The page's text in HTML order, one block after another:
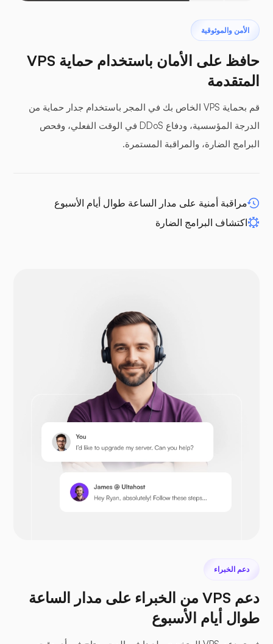
البتروداكتيل
ألواح عازلة
WP-extendify
أوبن كارت
بريستاشوب
سيفيل
الأمن والموثوقية
حافظ على الأمان باستخدام حماية VPS
المتقدمة
قم بحماية VPS الخاص بك في المجر باستخدام جدار حماية من
الدرجة المؤسسية، ودفاع DDoS في الوقت الفعلي، وفحص
البرامج الضارة، والمراقبة المستمرة.
مراقبة أمنية على مدار الساعة طوال أيام الأسبوع
اكتشاف البرامج الضارة
دعم الخبراء
دعم VPS من الخبراء على مدار الساعة
طوال أيام الأسبوع